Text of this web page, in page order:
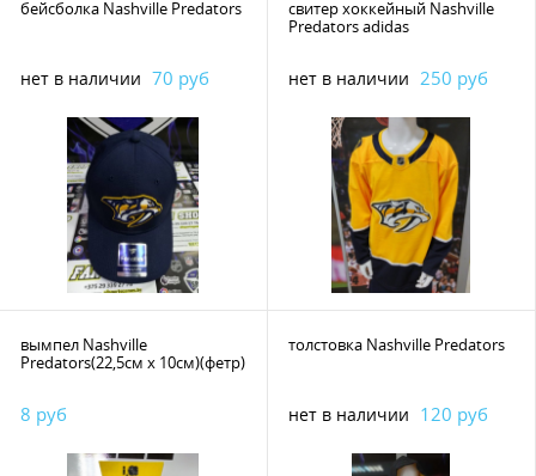
бейсболка Nashville Predators
нет в наличии 70 руб
свитер хоккейный Nashville
Predators adidas
нет в наличии 250 руб
вымпел Nashville
Predators(22,5см х 10см)(фетр)
8 руб
толстовка Nashville Predators
нет в наличии 120 руб